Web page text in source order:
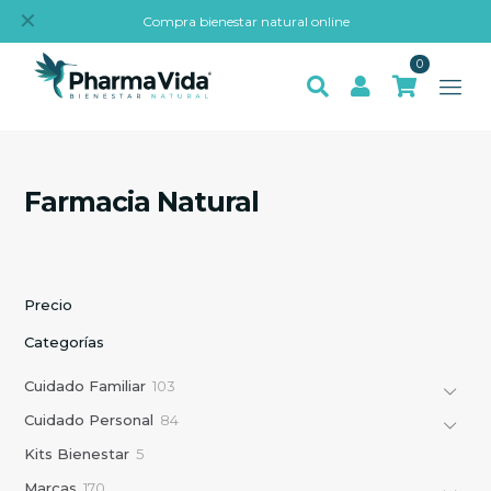
Compra bienestar natural online
✕
0
Farmacia Natural
Precio
Categorías
Cuidado Familiar 103
3
Cuidado Personal 848
Kits Bienestar 55